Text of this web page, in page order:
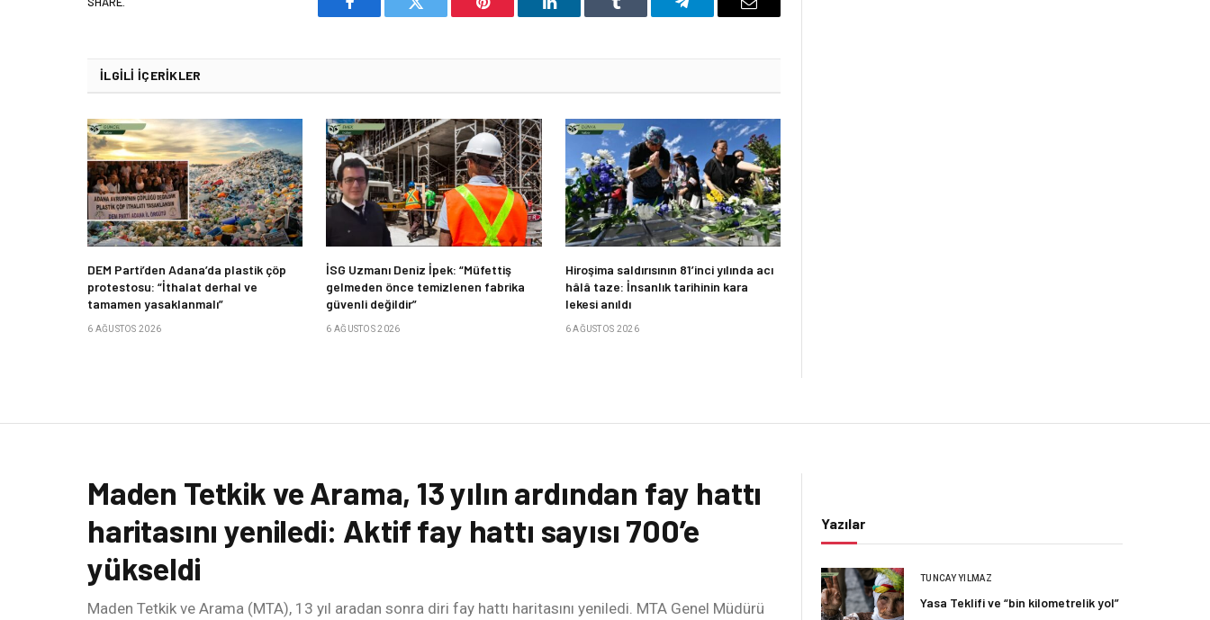
Facebook Twitter Pinterest LinkedIn Tumblr Telegram Email
İLGILI İÇERIKLER
DEM Parti’den Adana’da plastik çöp
protestosu: “İthalat derhal ve
tamamen yasaklanmalı”
6 AĞUSTOS 2026
İSG Uzmanı Deniz İpek: “Müfettiş
gelmeden önce temizlenen fabrika
güvenli değildir”
6 AĞUSTOS 2026
Hiroşima saldırısının 81’inci yılında acı
hâlâ taze: İnsanlık tarihinin kara
lekesi anıldı
6 AĞUSTOS 2026
Maden Tetkik ve Arama, 13 yılın ardından fay hattı
haritasını yeniledi: Aktif fay hattı sayısı 700’e
yükseldi
Maden Tetkik ve Arama (MTA), 13 yıl aradan sonra diri fay hattı haritasını yeniledi. MTA Genel Müdürü
Yazılar
TUNCAY YILMAZ
Yasa Teklifi ve “bin kilometrelik yol”